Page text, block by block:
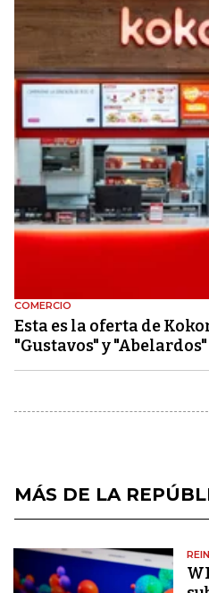
COMERCIO
Esta es la oferta de
"Gustavos" y
MÁS DE LA